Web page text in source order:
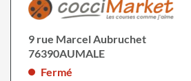
9 rue Marcel Aubruchet
76390AUMALE
Fermé